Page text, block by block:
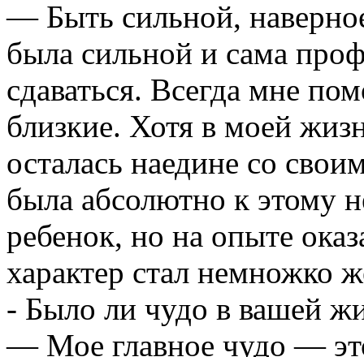
— Быть сильной,
была сильной и сама
сдаваться. Всегда мне
близкие. Хотя в моей
осталась наедине со
была абсолютно к этому
ребенок, но на опыте
характер стал немножко
- Было ли чудо в вашей
— Мое главное чудо —